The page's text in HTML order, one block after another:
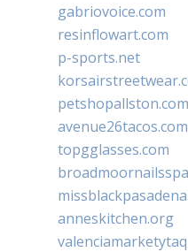
gabriovoice.com
resinflowart.com
p-sports.net
petshopallston.com
avenue26tacos.com
topgglasses.com
anneskitchen.org